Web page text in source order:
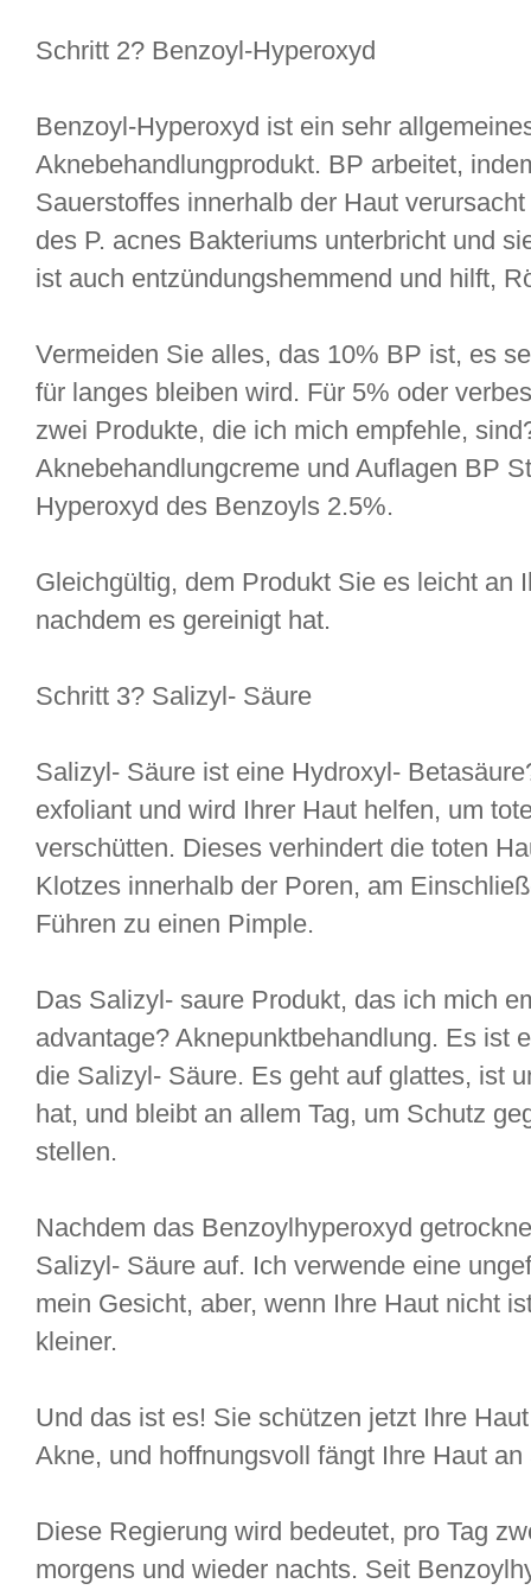
Schritt 2? Benzoyl-Hyperoxyd
Benzoyl-Hyperoxyd ist ein sehr
Aknebehandlungprodukt. BP arbeitet,
Sauerstoffes innerhalb der Haut
des P. acnes Bakteriums unterbricht und
ist auch entzündungshemmend und hilft,
Vermeiden Sie alles, das 10% BP ist, es
für langes bleiben wird. Für 5% oder
zwei Produkte, die ich mich empfehle,
Aknebehandlungcreme und Auflagen BP
Hyperoxyd des Benzoyls 2.5%.
Gleichgültig, dem Produkt Sie es leicht an
nachdem es gereinigt hat.
Schritt 3? Salizyl- Säure
Salizyl- Säure ist eine Hydroxyl-
exfoliant und wird Ihrer Haut helfen, um
verschütten. Dieses verhindert die toten
Klotzes innerhalb der Poren, am
Führen zu einen Pimple.
Das Salizyl- saure Produkt, das ich mich
advantage? Aknepunktbehandlung. Es ist
die Salizyl- Säure. Es geht auf glattes, ist
hat, und bleibt an allem Tag, um Schutz
stellen.
Nachdem das Benzoylhyperoxyd
Salizyl- Säure auf. Ich verwende eine
mein Gesicht, aber, wenn Ihre Haut nicht
kleiner.
Und das ist es! Sie schützen jetzt Ihre
Akne, und hoffnungsvoll fängt Ihre Haut
Diese Regierung wird bedeutet, pro Tag
morgens und wieder nachts. Seit